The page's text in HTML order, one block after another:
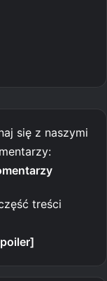
się z naszymi
treści